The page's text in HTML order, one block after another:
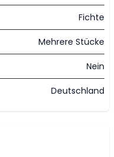
Fichte
Mehrere Stücke
Nein
Deutschland